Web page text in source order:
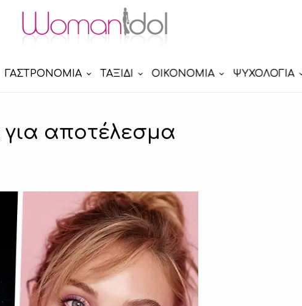
ΓΑΣΤΡΟΝΟΜΙΑ ΤΑΞΙΔΙ ΟΙΚΟΝΟΜΙΑ ΨΥΧΟΛΟΓΙΑ
για αποτέλεσμα